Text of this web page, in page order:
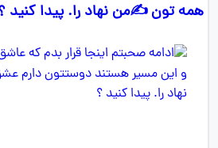
همه تون ✍️من نهاد را. پیدا کنید